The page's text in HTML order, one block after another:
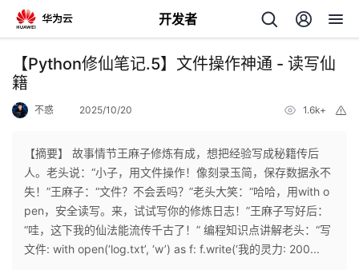
开发者
返
回
个
人
我
【Python修仙笔记.5】文件操作神通 - 读写仙
籍
不惑 2025/10/20 1.6k+
【摘要】 故事情节王麻子修炼有成，想把经验写成秘籍传后
人。老头说：“小子，用文件操作！像刻录玉简，保存数据永不
失！”王麻子：“文件？不会丢吗？”老头大笑：“哈哈，用with o
pen，安全读写。来，试试写你的修炼日志！”王麻子写好后：
“哇，这下我的仙法能流传千古了！” 编程知识点讲解老头：“写
文件: with open(‘log.txt’, ‘w’) as f: f.write(‘我的灵力: 200...